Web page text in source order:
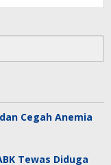
Cegah Anemia
Tewas Diduga